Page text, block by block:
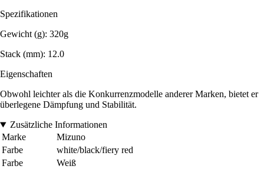
Spezifikationen
Gewicht (g): 320g
Stack (mm): 12.0
Eigenschaften
Obwohl leichter als die Konkurrenzmodelle anderer Marken, bietet er
überlegene Dämpfung und Stabilität.
Zusätzliche Informationen
Marke
Mizuno
Farbe
white/black/fiery red
Farbe
Weiß